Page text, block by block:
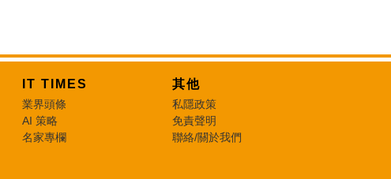
IT TIMES
業界頭條
AI 策略
名家專欄
其他
私隱政策
免責聲明
聯絡/關於我們